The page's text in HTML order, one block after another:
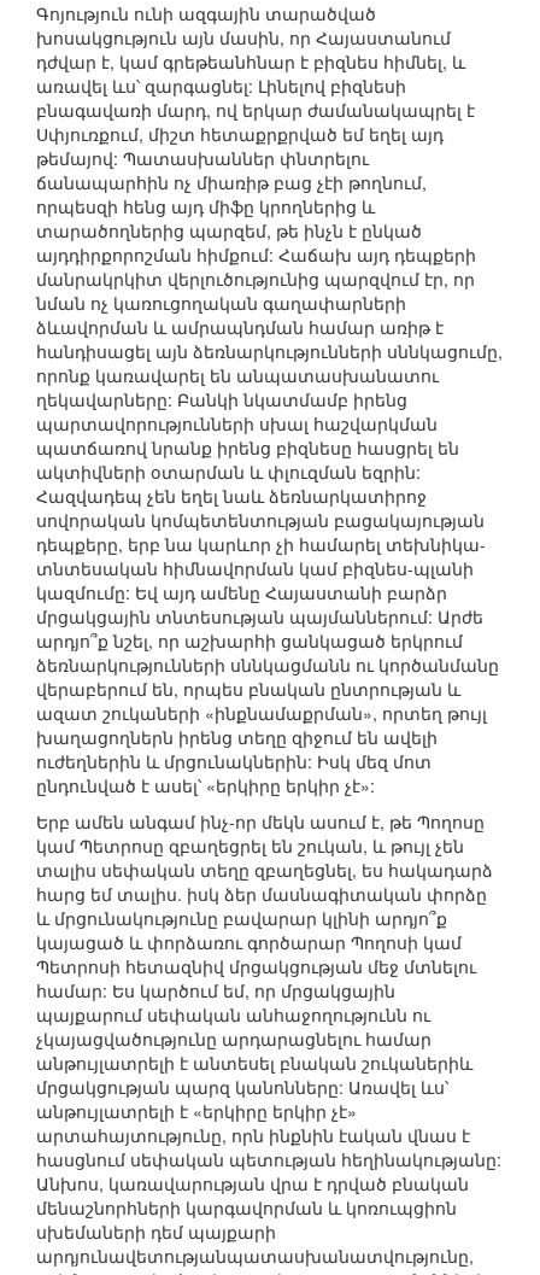
Գոյություն ունի ազգային տարածված
խոսակցություն այն մասին, որ Հայաստանում
դժվար է, կամ գրեթեանհնար է բիզնես հիմնել, և
առավել ևս՝ զարգացնել: Լինելով բիզնեսի
բնագավառի մարդ, ով երկար ժամանակապրել է
Սփյուռքում, միշտ հետաքրքրված եմ եղել այդ
թեմայով: Պատասխաններ փնտրելու
ճանապարհին ոչ միառիթ բաց չէի թողնում,
որպեսզի հենց այդ միֆը կրողներից և
տարածողներից պարզեմ, թե ինչն է ընկած
այդդիրքորոշման հիմքում: Հաճախ այդ դեպքերի
մանրակրկիտ վերլուծությունից պարզվում էր, որ
նման ոչ կառուցողական գաղափարների
ձևավորման և ամրապնդման համար առիթ է
հանդիսացել այն ձեռնարկությունների սննկացումը,
որոնք կառավարել են անպատասխանատու
ղեկավարները: Բանկի նկատմամբ իրենց
պարտավորությունների սխալ հաշվարկման
պատճառով նրանք իրենց բիզնեսը հասցրել են
ակտիվների օտարման և փլուզման եզրին:
Հազվադեպ չեն եղել նաև ձեռնարկատիրոջ
սովորական կոմպետենտության բացակայության
դեպքերը, երբ նա կարևոր չի համարել տեխնիկա-
տնտեսական հիմնավորման կամ բիզնես-պլանի
կազմումը: Եվ այդ ամենը Հայաստանի բարձր
մրցակցային տնտեսության պայմաններում: Արժե
արդյո՞ք նշել, որ աշխարհի ցանկացած երկրում
ձեռնարկությունների սննկացմանն ու կործանմանը
վերաբերում են, որպես բնական ընտրության և
ազատ շուկաների «ինքնամաքրման», որտեղ թույլ
խաղացողներն իրենց տեղը զիջում են ավելի
ուժեղներին և մրցունակներին: Իսկ մեզ մոտ
ընդունված է ասել՝ «երկիրը երկիր չէ»:
Երբ ամեն անգամ ինչ-որ մեկն ասում է, թե Պողոսը
կամ Պետրոսը զբաղեցրել են շուկան, և թույլ չեն
տալիս սեփական տեղը զբաղեցնել, ես հակադարձ
հարց եմ տալիս. իսկ ձեր մասնագիտական փորձը
և մրցունակությունը բավարար կլինի արդյո՞ք
կայացած և փորձառու գործարար Պողոսի կամ
Պետրոսի հետազնիվ մրցակցության մեջ մտնելու
համար: Ես կարծում եմ, որ մրցակցային
պայքարում սեփական անհաջողությունն ու
չկայացվածությունը արդարացնելու համար
անթույլատրելի է անտեսել բնական շուկաներիև
մրցակցության պարզ կանոնները: Առավել ևս՝
անթույլատրելի է «երկիրը երկիր չէ»
արտահայտությունը, որն ինքնին էական վնաս է
հասցնում սեփական պետության հեղինակությանը:
Անխոս, կառավարության վրա է դրված բնական
մենաշնորհների կարգավորման և կոռուպցիոն
սխեմաների դեմ պայքարի
արդյունավետությանպատասխանատվությունը,